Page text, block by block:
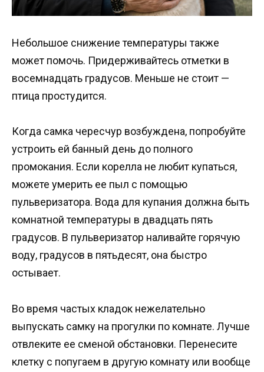
Небольшое снижение температуры также
может помочь. Придерживайтесь отметки в
восемнадцать градусов. Меньше не стоит —
птица простудится.
Когда самка чересчур возбуждена, попробуйте
устроить ей банный день до полного
промокания. Если корелла не любит купаться,
можете умерить ее пыл с помощью
пульверизатора. Вода для купания должна быть
комнатной температуры в двадцать пять
градусов. В пульверизатор наливайте горячую
воду, градусов в пятьдесят, она быстро
остывает.
Во время частых кладок нежелательно
выпускать самку на прогулки по комнате. Лучше
отвлеките ее сменой обстановки. Перенесите
клетку с попугаем в другую комнату или вообще